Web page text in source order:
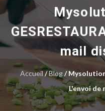
Nos
mail
Accueil/Blog/
L'envoi de